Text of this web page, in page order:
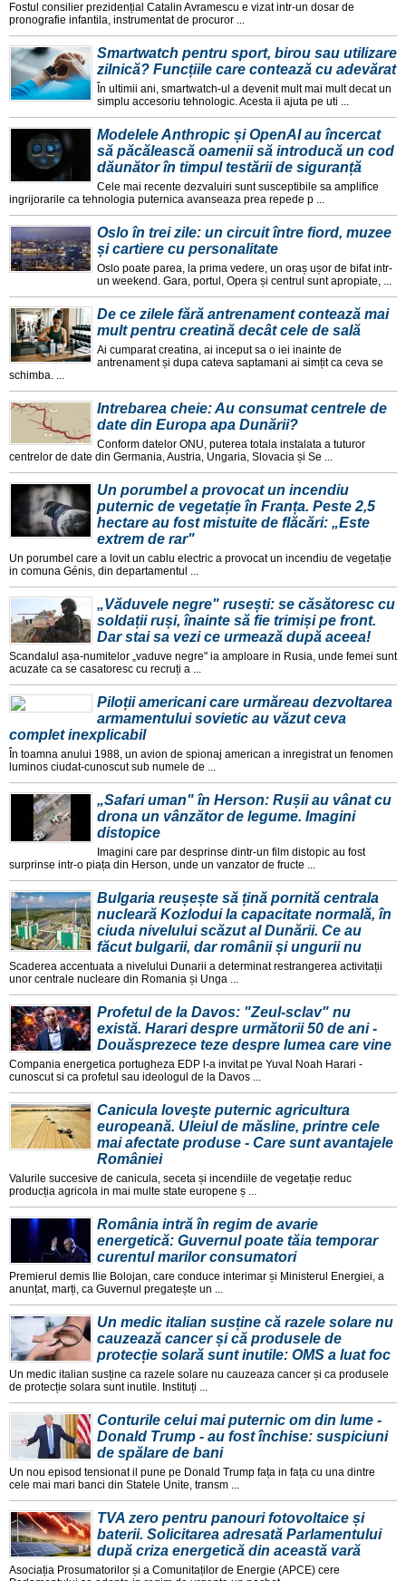
Fostul consilier prezidențial Catalin Avramescu e vizat intr-un dosar de
pronografie infantila, instrumentat de procuror ...
Smartwatch pentru sport, birou sau utilizare
zilnică? Funcțiile care contează cu adevărat
În ultimii ani, smartwatch-ul a devenit mult mai mult decat un
simplu accesoriu tehnologic. Acesta ii ajuta pe uti ...
Modelele Anthropic și OpenAI au încercat
să păcălească oamenii să introducă un cod
dăunător în timpul testării de siguranță
Cele mai recente dezvaluiri sunt susceptibile sa amplifice
ingrijorarile ca tehnologia puternica avanseaza prea repede p ...
Oslo în trei zile: un circuit între fiord, muzee
și cartiere cu personalitate
Oslo poate parea, la prima vedere, un oraș ușor de bifat intr-
un weekend. Gara, portul, Opera și centrul sunt apropiate, ...
De ce zilele fără antrenament contează mai
mult pentru creatină decât cele de sală
Ai cumparat creatina, ai inceput sa o iei inainte de
antrenament și dupa cateva saptamani ai simțit ca ceva se
schimba. ...
Intrebarea cheie: Au consumat centrele de
date din Europa apa Dunării?
Conform datelor ONU, puterea totala instalata a tuturor
centrelor de date din Germania, Austria, Ungaria, Slovacia și Se ...
Un porumbel a provocat un incendiu
puternic de vegetație în Franța. Peste 2,5
hectare au fost mistuite de flăcări: „Este
extrem de rar"
Un porumbel care a lovit un cablu electric a provocat un incendiu de vegetație
in comuna Génis, din departamentul ...
„Văduvele negre" rusești: se căsătoresc cu
soldații ruși, înainte să fie trimiși pe front.
Dar stai sa vezi ce urmează după aceea!
Scandalul așa-numitelor „vaduve negre" ia amploare in Rusia, unde femei sunt
acuzate ca se casatoresc cu recruți a ...
Piloții americani care urmăreau dezvoltarea
armamentului sovietic au văzut ceva
complet inexplicabil
În toamna anului 1988, un avion de spionaj american a inregistrat un fenomen
luminos ciudat-cunoscut sub numele de ...
„Safari uman" în Herson: Rușii au vânat cu
drona un vânzător de legume. Imagini
distopice
Imagini care par desprinse dintr-un film distopic au fost
surprinse intr-o piața din Herson, unde un vanzator de fructe ...
Bulgaria reușește să țină pornită centrala
nucleară Kozlodui la capacitate normală, în
ciuda nivelului scăzut al Dunării. Ce au
făcut bulgarii, dar românii și ungurii nu
Scaderea accentuata a nivelului Dunarii a determinat restrangerea activitații
unor centrale nucleare din Romania și Unga ...
Profetul de la Davos: "Zeul-sclav" nu
există. Harari despre următorii 50 de ani -
Douăsprezece teze despre lumea care vine
Compania energetica portugheza EDP l-a invitat pe Yuval Noah Harari -
cunoscut si ca profetul sau ideologul de la Davos ...
Canicula loveşte puternic agricultura
europeană. Uleiul de măsline, printre cele
mai afectate produse - Care sunt avantajele
României
Valurile succesive de canicula, seceta și incendiile de vegetație reduc
producția agricola in mai multe state europene ș ...
România intră în regim de avarie
energetică: Guvernul poate tăia temporar
curentul marilor consumatori
Premierul demis Ilie Bolojan, care conduce interimar și Ministerul Energiei, a
anunțat, marți, ca Guvernul pregatește un ...
Un medic italian susține că razele solare nu
cauzează cancer și că produsele de
protecție solară sunt inutile: OMS a luat foc
Un medic italian susține ca razele solare nu cauzeaza cancer și ca produsele
de protecție solara sunt inutile. Instituți ...
Conturile celui mai puternic om din lume -
Donald Trump - au fost închise: suspiciuni
de spălare de bani
Un nou episod tensionat il pune pe Donald Trump fața in fața cu una dintre
cele mai mari banci din Statele Unite, transm ...
TVA zero pentru panouri fotovoltaice și
baterii. Solicitarea adresată Parlamentului
după criza energetică din această vară
Asociația Prosumatorilor și a Comunitaților de Energie (APCE) cere